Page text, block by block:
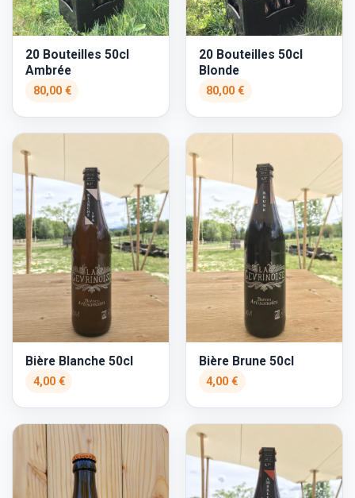
20 Bouteilles 50cl
Ambrée
80,00 €
20 Bouteilles 50cl
Blonde
80,00 €
Bière Blanche 50cl
4,00 €
Bière Brune 50cl
4,00 €